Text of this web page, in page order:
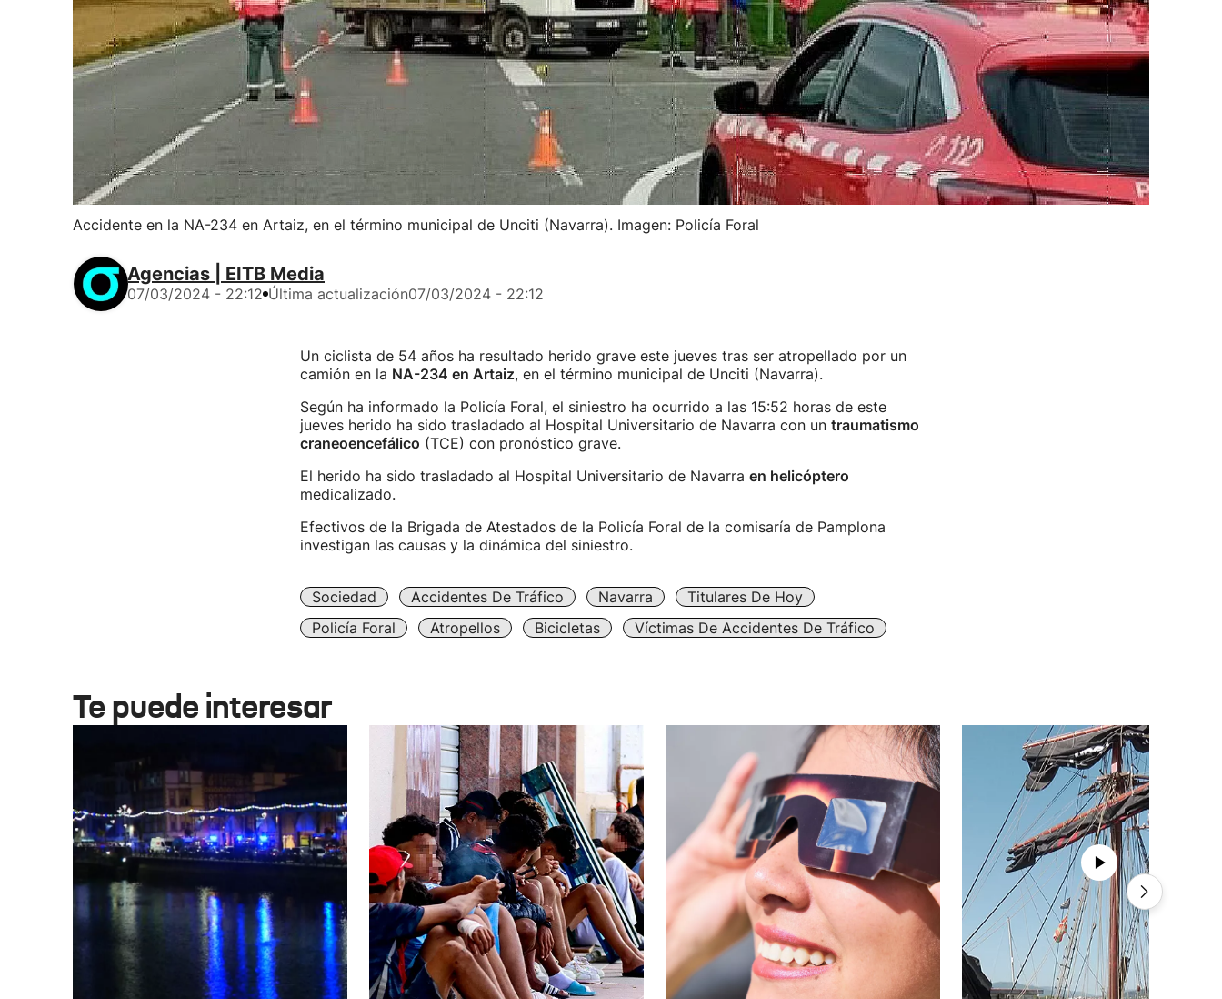
Accidente en la NA-234 en Artaiz, en el término municipal de Unciti (Navarra). Imagen: Policía Foral
Agencias | EITB Media
07/03/2024 - 22:12 Última actualización07/03/2024 - 22:12
Un ciclista de 54 años ha resultado herido grave este jueves tras ser atropellado por un
camión en la NA-234 en Artaiz, en el término municipal de Unciti (Navarra).
Según ha informado la Policía Foral, el siniestro ha ocurrido a las 15:52 horas de este
jueves herido ha sido trasladado al Hospital Universitario de Navarra con un traumatismo
craneoencefálico (TCE) con pronóstico grave.
El herido ha sido trasladado al Hospital Universitario de Navarra en helicóptero
medicalizado.
Efectivos de la Brigada de Atestados de la Policía Foral de la comisaría de Pamplona
investigan las causas y la dinámica del siniestro.
Sociedad Accidentes De Tráfico Navarra
Titulares De Hoy
Policía Foral
Atropellos Bicicletas Víctimas De Accidentes De Tráfico
Te puede interesar